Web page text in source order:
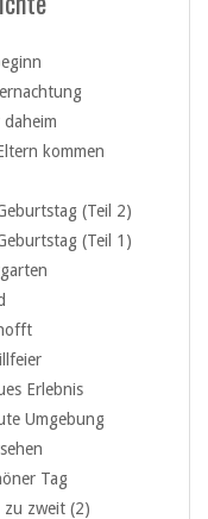
kommen
(Teil 2)
(Teil 1)
Erlebnis
Umgebung
Tag
zu zweit (2)